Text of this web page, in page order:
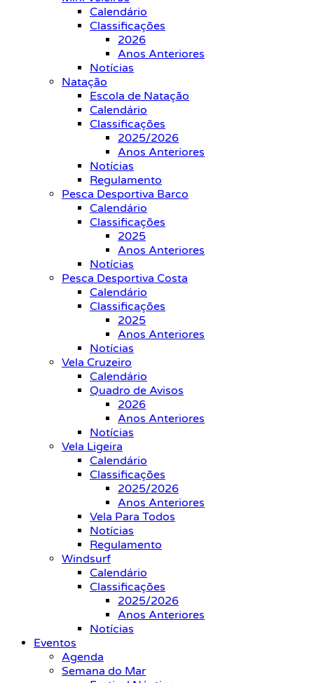
Calendário
Classificações
2026
Anos Anteriores
Notícias
Natação
Escola de Natação
Calendário
Classificações
2025/2026
Anos Anteriores
Notícias
Regulamento
Pesca Desportiva Barco
Calendário
Classificações
2025
Anos Anteriores
Notícias
Pesca Desportiva Costa
Calendário
Classificações
2025
Anos Anteriores
Notícias
Vela Cruzeiro
Calendário
Quadro de Avisos
2026
Anos Anteriores
Notícias
Vela Ligeira
Calendário
Classificações
2025/2026
Anos Anteriores
Vela Para Todos
Notícias
Regulamento
Windsurf
Calendário
Classificações
2025/2026
Anos Anteriores
Notícias
Eventos
Agenda
Semana do Mar